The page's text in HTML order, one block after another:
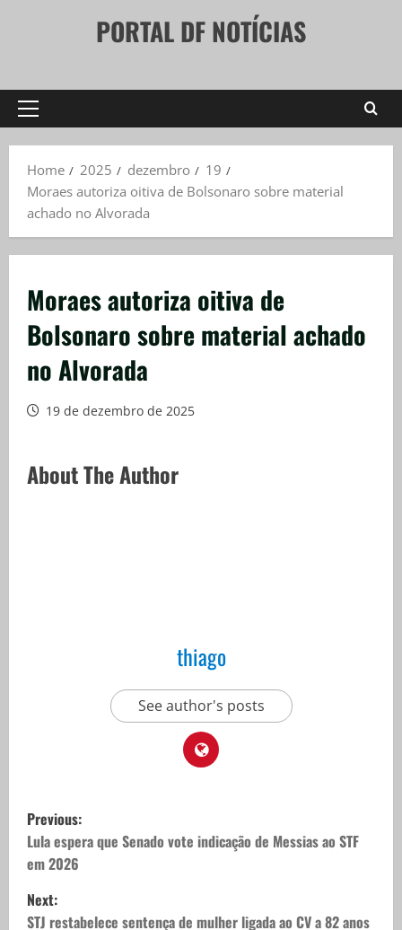
PORTAL DF NOTÍCIAS
Primary
Home
2025 dezembro
19
Moraes autoriza oitiva de Bolsonaro sobre material
achado no Alvorada
Moraes autoriza oitiva de
Bolsonaro sobre material achado
no Alvorada
19 de dezembro de 2025
About The Author
thiago
See author's posts
P
o
s
Previous:
Lula espera que Senado vote indicação de Messias ao STF
em 2026
Next:
STJ restabelece sentença de mulher ligada ao CV a 82 anos